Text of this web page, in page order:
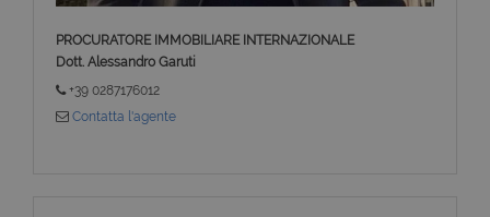
PROCURATORE IMMOBILIARE INTERNAZIONALE
Dott. Alessandro Garuti
+39 0287176012
Contatta l'agente